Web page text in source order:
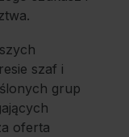
szaf i
grup
oferta